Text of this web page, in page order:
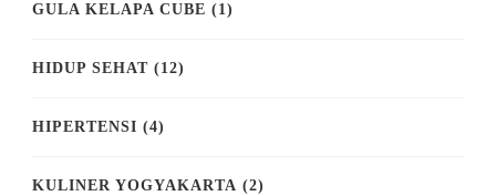
GULA KELAPA CUBE (1)
HIDUP SEHAT (12)
HIPERTENSI (4)
KULINER YOGYAKARTA (2)